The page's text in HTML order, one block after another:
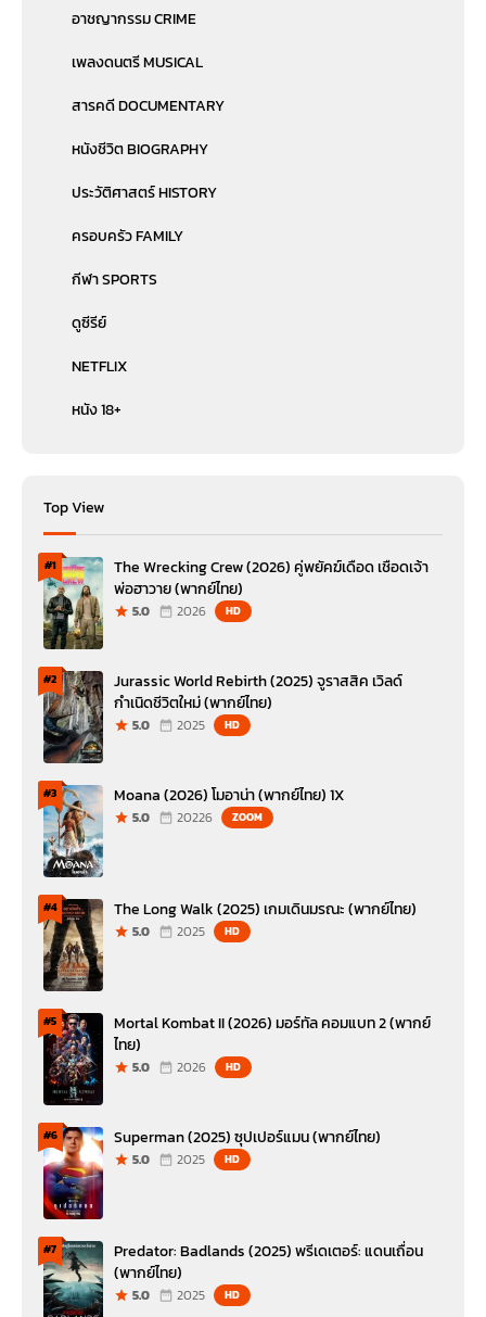
อาชญากรรม CRIME
เพลงดนตรี MUSICAL
สารคดี DOCUMENTARY
หนังชีวิต BIOGRAPHY
ประวัติศาสตร์ HISTORY
ครอบครัว FAMILY
กีฬา SPORTS
ดูซีรีย์
NETFLIX
หนัง 18+
Top View
#1
The Wrecking Crew (2026) คู่พยัคฆ์เดือด เชือดเจ้า
พ่อฮาวาย (พากย์ไทย)
5.0 2026 HD
#2
Jurassic World Rebirth (2025) จูราสสิค เวิลด์
กำเนิดชีวิตใหม่ (พากย์ไทย)
5.0 2025 HD
#3 Moana (2026) โมอาน่า (พากย์ไทย) 1X
5.0 20226 ZOOM
#4 The Long Walk (2025) เกมเดินมรณะ (พากย์ไทย)
5.0 2025 HD
#5
Mortal Kombat II (2026) มอร์ทัล คอมแบท 2 (พากย์
ไทย)
5.0 2026 HD
#6 Superman (2025) ซุปเปอร์แมน (พากย์ไทย)
5.0 2025 HD
#7
Predator: Badlands (2025) พรีเดเตอร์: แดนเถื่อน
(พากย์ไทย)
5.0 2025 HD